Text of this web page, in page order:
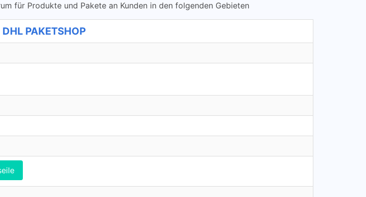
für Produkte und Pakete an Kunden in den folgenden Gebieten
PAKETSHOP